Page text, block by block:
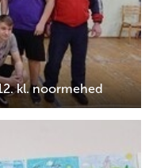
kl. noormehed